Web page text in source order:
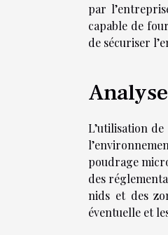
par
capable de
de sécuriser
L’utilisation
poudrage
des
nids et des
éventuelle et